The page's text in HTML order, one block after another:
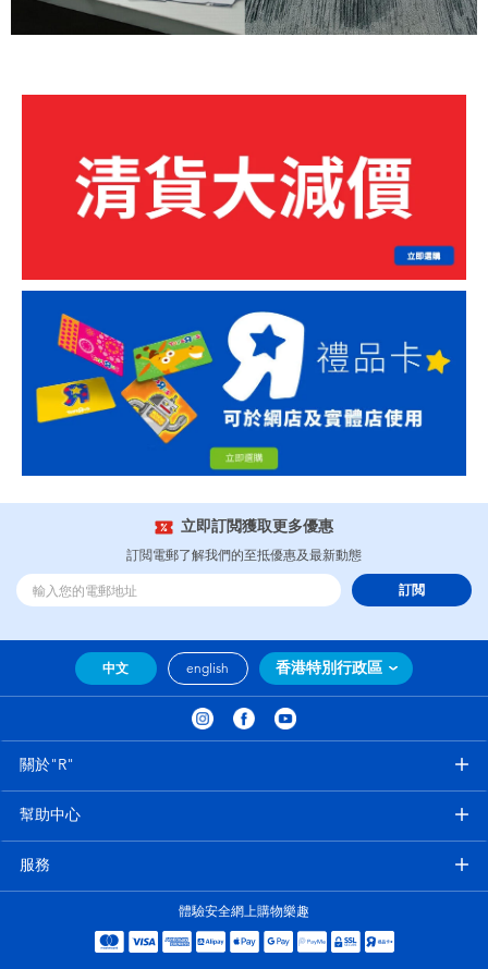
立即訂閲獲取更多優惠
訂閲電郵了解我們的至抵優惠及最新動態
訂閲
中文 english 香港特別行政區
關於"R"
幫助中心
服務
體驗安全網上購物樂趣